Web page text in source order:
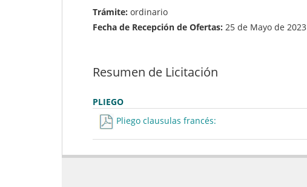
Trámite: ordinario
Fecha de Recepción de Ofertas: 25 de Mayo de 2023
Resumen de Licitación
PLIEGO
Pliego clausulas francés: